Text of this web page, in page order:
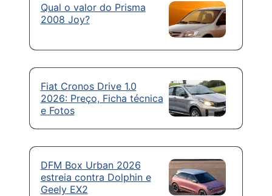
Qual o valor do Prisma
2008 Joy?
Fiat Cronos Drive 1.0
2026: Preço, Ficha técnica
e Fotos
DFM Box Urban 2026
estreia contra Dolphin e
Geely EX2